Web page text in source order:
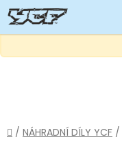
Domů
/ NÁHRADNÍ DÍLY YCF /